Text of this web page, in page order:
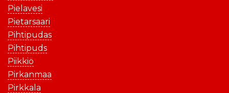
Pielavesi
Pietarsaari
Pihtipudas
Pihtipuds
Piikkiö
Pirkanmaa
Pirkkala